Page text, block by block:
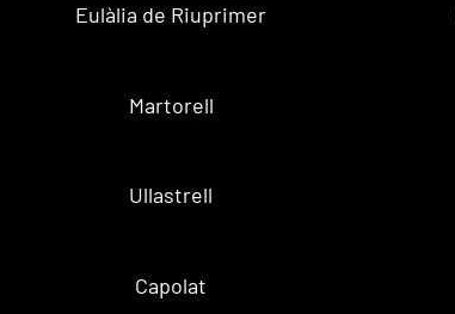
Eulàlia de Riuprimer
Martorell
Ullastrell
Capolat